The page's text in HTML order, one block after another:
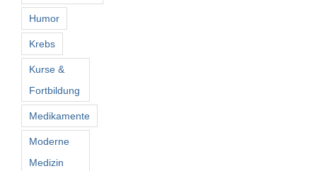
Humor
Krebs
Kurse &
Fortbildung
Medikamente
Moderne
Medizin